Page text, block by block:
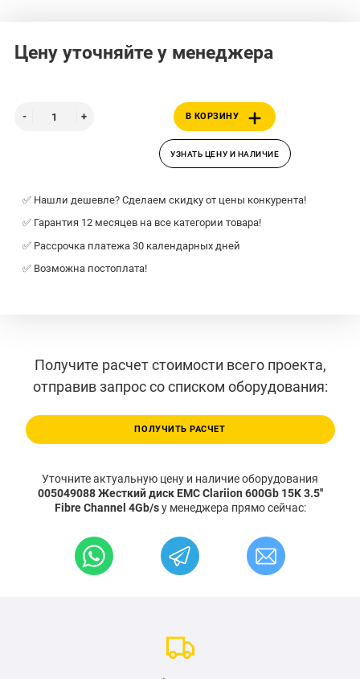
Цену уточняйте у менеджера
В КОРЗИНУ
УЗНАТЬ ЦЕНУ И НАЛИЧИЕ
✅ Нашли дешевле? Сделаем скидку от цены конкурента!
✅ Гарантия 12 месяцев на все категории товара!
✅ Рассрочка платежа 30 календарных дней
✅ Возможна постоплата!
Получите расчет стоимости всего проекта,
отправив запрос со списком оборудования:
ПОЛУЧИТЬ РАСЧЕТ
Уточните актуальную цену и наличие оборудования
005049088 Жесткий диск EMC Clariion 600Gb 15K 3.5''
Fibre Channel 4Gb/sу менеджера прямо сейчас: